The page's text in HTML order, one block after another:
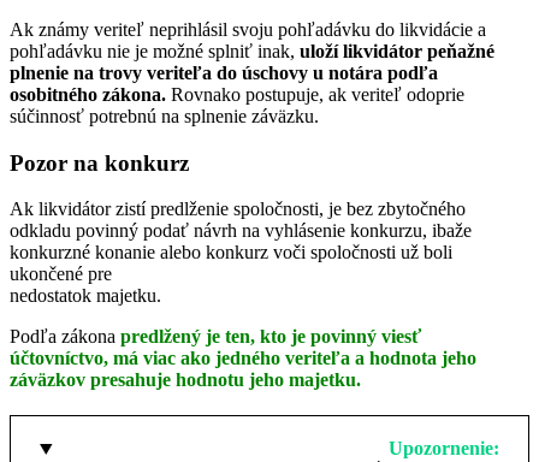
Ak známy veriteľ neprihlásil svoju pohľadávku do likvidácie a
pohľadávku nie je možné splniť inak, uloží likvidátor peňažné
plnenie na trovy veriteľa do úschovy u notára podľa
osobitného zákona. Rovnako postupuje, ak veriteľ odoprie
súčinnosť potrebnú na splnenie záväzku.
Pozor na konkurz
Ak likvidátor zistí predlženie spoločnosti, je bez zbytočného
odkladu povinný podať návrh na vyhlásenie konkurzu, ibaže
konkurzné konanie alebo konkurz voči spoločnosti už boli
ukončené pre
nedostatok majetku.
Podľa zákona predlžený je ten, kto je povinný viesť
účtovníctvo, má viac ako jedného veriteľa a hodnota jeho
záväzkov presahuje hodnotu jeho majetku.
Upozornenie: